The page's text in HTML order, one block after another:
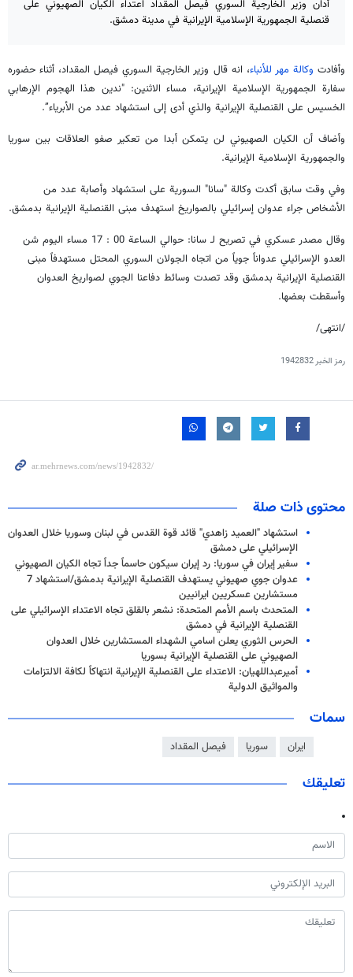
أدان وزير الخارجية السوري فيصل المقداد اعتداء الكيان الصهيوني على
قنصلية الجمهورية الإسلامية الإيرانية في مدينة دمشق.
وأفادت وكالة مهر للأنباء، انه قال وزير الخارجية السوري فيصل المقداد، أثناء حضوره
سفارة الجمهورية الإسلامية الإيرانية، مساء الاثنين: "ندين هذا الهجوم الإرهابي
الخسيس على القنصلية الإيرانية والذي أدى إلى استشهاد عدد من الأبرياء”.
وأضاف أن الكيان الصهيوني لن يتمكن أبدا من تعكير صفو العلاقات بين سوريا
والجمهورية الإسلامية الإيرانية.
وفي وقت سابق أكدت وكالة "سانا" السورية على استشهاد وأصابة عدد من
الأشخاص جراء عدوان إسرائيلي بالصواريخ استهدف مبنى القنصلية الإيرانية بدمشق.
وقال مصدر عسكري في تصريح لـ سانا: حوالي الساعة 00 : 17 مساء اليوم شن
العدو الإسرائيلي عدواناً جوياً من اتجاه الجولان السوري المحتل مستهدفاً مبنى
القنصلية الإيرانية بدمشق وقد تصدت وسائط دفاعنا الجوي لصواريخ العدوان
وأسقطت بعضها.
/انتهى/
رمز الخبر1942832
محتوى ذات صلة
استشهاد "العميد زاهدي" قائد قوة القدس في لبنان وسوريا خلال العدوان
الإسرائيلي على دمشق
سفير إيران في سوريا: رد إيران سيكون حاسماً جداً تجاه الكيان الصهيوني
عدوان جوي صهيوني يستهدف القنصلية الإيرانية بدمشق/استشهاد 7
مستشارين عسكريين ايرانيين
المتحدث باسم الأمم المتحدة: نشعر بالقلق تجاه الاعتداء الإسرائيلي على
القنصلية الإيرانية في دمشق
الحرس الثوري يعلن اسامي الشهداء المستشارين خلال العدوان
الصهيوني على القنصلية الإيرانية بسوريا
أميرعبداللهيان: الاعتداء على القنصلية الإيرانية انتهاكاً لكافة الالتزامات
والمواثيق الدولية
سمات
ايران سوريا فيصل المقداد
تعليقك